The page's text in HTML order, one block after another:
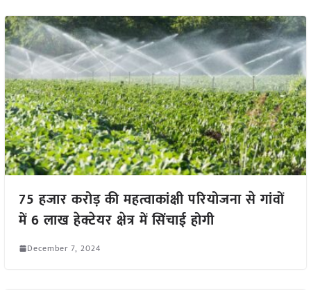
75 हजार करोड़ की महत्वाकांक्षी परियोजना से गांवों
में 6 लाख हेक्टेयर क्षेत्र में सिंचाई होगी
December 7, 2024